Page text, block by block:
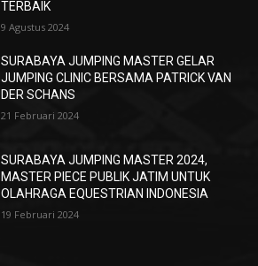
TERBAIK
9 Agustus 2024
SURABAYA JUMPING MASTER GELAR
JUMPING CLINIC BERSAMA PATRICK VAN
DER SCHANS
21 Februari 2024
SURABAYA JUMPING MASTER 2024,
MASTER PIECE PUBLIK JATIM UNTUK
OLAHRAGA EQUESTRIAN INDONESIA
19 Februari 2024